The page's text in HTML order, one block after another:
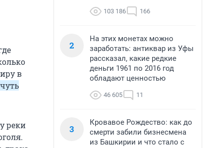
в
реки
103 186 166
2
На этих монетах можно
заработать: антиквар из Уфы
рассказал, какие редкие
деньги 1961 по 2016 год
обладают ценностью
46 605 11
3
Кровавое Рождество: как до
смерти забили бизнесмена
из Башкирии и что стало с